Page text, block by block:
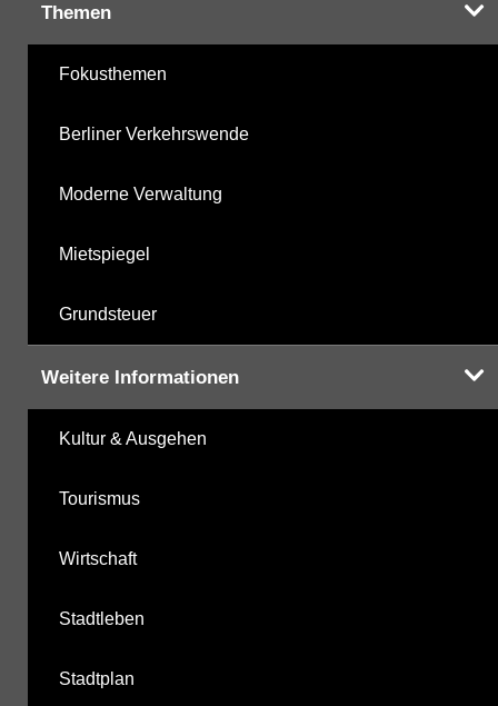
Themen
Fokusthemen
Berliner Verkehrswende
Moderne Verwaltung
Mietspiegel
Grundsteuer
Weitere Informationen
Kultur & Ausgehen
Tourismus
Wirtschaft
Stadtleben
Stadtplan